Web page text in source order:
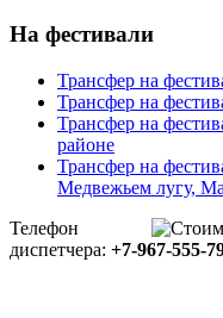
На фестивали
Трансфер на
Трансфер на
Трансфер на
районе
Трансфер на
Медвежьем лугу,
Телефон
диспетчера: +7-967-555-